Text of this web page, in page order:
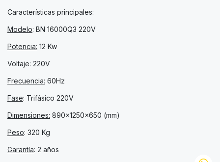
Características principales:
Modelo: BN 16000Q3 220V
Potencia: 12 Kw
Voltaje: 220V
Frecuencia: 60Hz
Fase: Trifásico 220V
Dimensiones: 890x1250x650 (mm)
Peso: 320 Kg
Garantía: 2 años